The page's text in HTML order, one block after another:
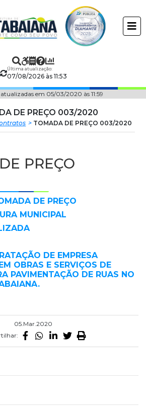
Última atualização:
07/08/2026 às 11:53
em 05/03/2020 às 11:59
DE PREÇO 003/2020
TOMADA DE PREÇO 003/2020
PREÇO
DE PREÇO
MUNICIPAL
DE EMPRESA
OBRAS E SERVIÇOS DE
PAVIMENTAÇÃO DE RUAS NO
05.Mar.2020